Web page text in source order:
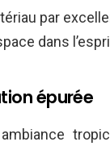
par
dans
épurée